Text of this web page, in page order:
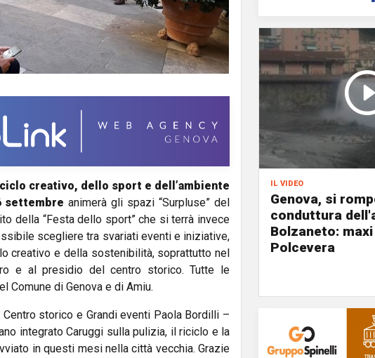
creativo, dello sport e dell’ambiente
settembre animerà gli spazi “Surpluse” del
della “Festa dello sport” che si terrà invece
scegliere tra svariati eventi e iniziative,
creativo e della sostenibilità, soprattutto nel
e al presidio del centro storico. Tutte le
Comune di Genova e di Amiu.
storico e Grandi eventi Paola Bordilli –
integrato Caruggi sulla pulizia, il riciclo e la
in questi mesi nella città vecchia. Grazie
il video
Genova, si
conduttura
Bolzaneto:
Polcevera